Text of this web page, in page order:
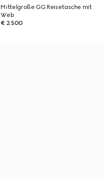
Mittelgroße GG Reisetasche mit
Web
€ 2.500